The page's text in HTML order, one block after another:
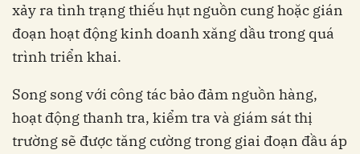
xảy ra tình trạng thiếu hụt nguồn cung hoặc gián
đoạn hoạt động kinh doanh xăng dầu trong quá
trình triển khai.
Song song với công tác bảo đảm nguồn hàng,
hoạt động thanh tra, kiểm tra và giám sát thị
trường sẽ được tăng cường trong giai đoạn đầu áp